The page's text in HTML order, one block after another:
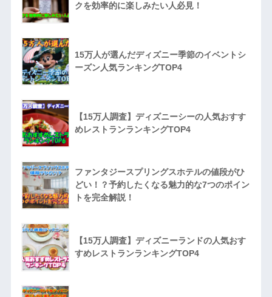
クを効率的に楽しみたい人必見！
15万人が選んだディズニー季節のイベントシ
ーズン人気ランキングTOP4
【15万人調査】ディズニーシーの人気おすす
めレストランランキングTOP4
ファンタジースプリングスホテルの値段がひ
どい！？予約したくなる魅力的な7つのポイン
トを完全解説！
【15万人調査】ディズニーランドの人気おす
すめレストランランキングTOP4